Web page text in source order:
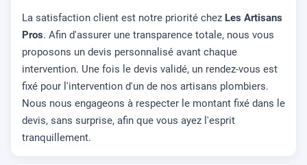
La satisfaction client est notre priorité chez Les Artisans
Pros. Afin d'assurer une transparence totale, nous vous
proposons un devis personnalisé avant chaque
intervention. Une fois le devis validé, un rendez-vous est
fixé pour l'intervention d'un de nos artisans plombiers.
Nous nous engageons à respecter le montant fixé dans le
devis, sans surprise, afin que vous ayez l'esprit
tranquillement.